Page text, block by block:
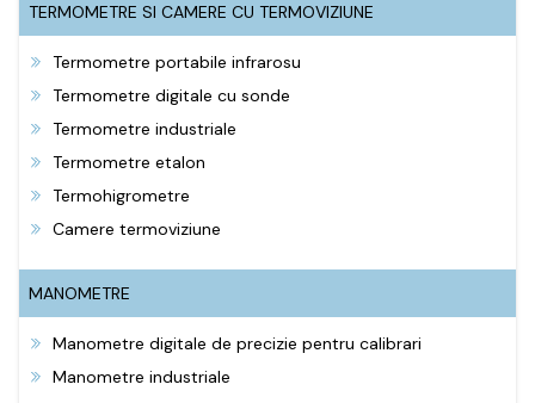
TERMOMETRE SI CAMERE CU TERMOVIZIUNE
Termometre portabile infrarosu
Termometre digitale cu sonde
Termometre industriale
Termometre etalon
Termohigrometre
Camere termoviziune
MANOMETRE
Manometre digitale de precizie pentru calibrari
Manometre industriale